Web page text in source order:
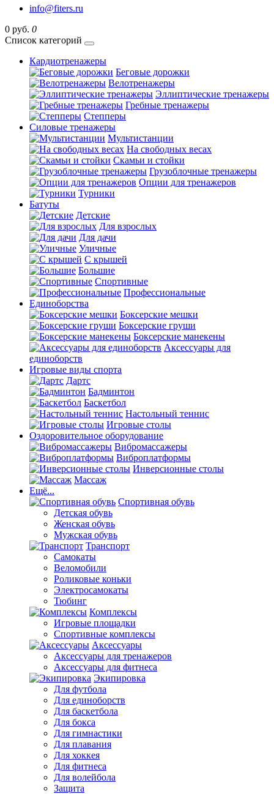
info@fiters.ru
0 руб. 0
Список категорий
Кардиотренажеры
Беговые дорожки
Велотренажеры
Эллиптические тренажеры
Гребные тренажеры
Степперы
Силовые тренажеры
Мультистанции
На свободных весах
Скамьи и стойки
Грузоблочные тренажеры
Опции для тренажеров
Турники
Батуты
Детские
Для взрослых
Для дачи
Уличные
С крышей
Большие
Спортивные
Профессиональные
Единоборства
Боксерские мешки
Боксерские груши
Боксерские манекены
Аксессуары для
единоборств
Игровые виды спорта
Дартс
Бадминтон
Баскетбол
Настольный теннис
Игровые столы
Оздоровительное оборудование
Вибромассажеры
Виброплатформы
Инверсионные столы
Массаж
Ещё...
Спортивная обувь
Детская обувь
Женская обувь
Мужская обувь
Транспорт
Самокаты
Веломобили
Роликовые коньки
Электросамокаты
Тюбинг
Комплексы
Игровые площадки
Спортивные комплексы
Аксессуары
Аксессуары для тренажеров
Аксессуары для фитнеса
Экипировка
Для футбола
Для единоборств
Для баскетбола
Для бокса
Для гимнастики
Для плавания
Для хоккея
Для фитнеса
Для волейбола
Защита